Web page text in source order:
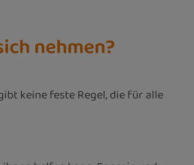
nehmen?
keine feste Regel, die für alle